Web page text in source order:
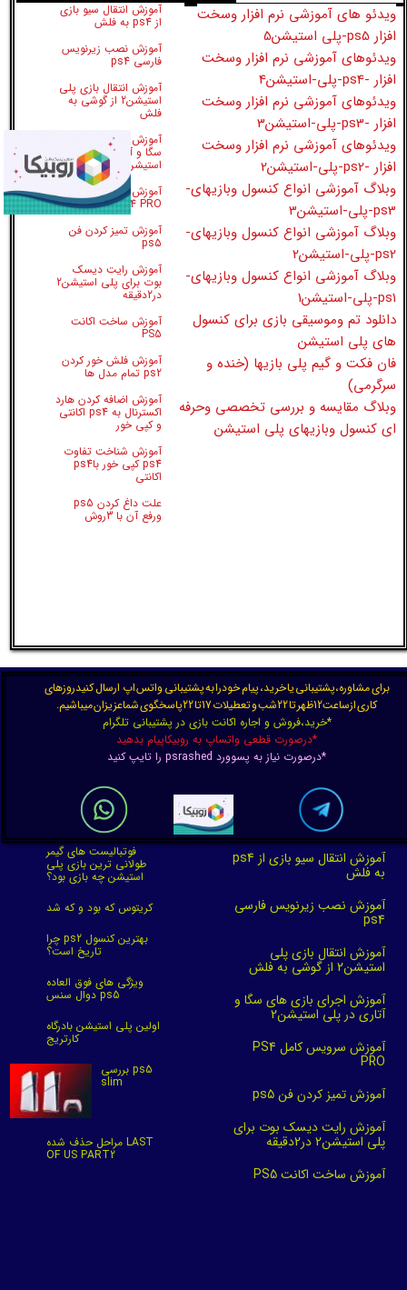
آموزش انتقال سیو بازی
از ps4 به فلش
آموزش نصب زیرنویس
فارسی ps4
آموزش انتقال بازی پلی
استیشن2 از گوشی به
فلش
آموزش اجرای بازی های
سگا و آتاری در پلی
استیشن2
آموزش سرویس کامل
PS4 PRO
آموزش تمیز کردن فن
ps5
آموزش رایت دیسک
بوت برای پلی استیشن2
در2دقیقه
آموزش ساخت اکانت
PS5
آموزش فلش خور کردن
ps2 تمام مدل ها
آموزش اضافه کردن هارد
اکسترنال به ps4 اکانتی
و کپی خور
آموزش شناخت تفاوت
ps4 کپی خور باps4
اکانتی
علت داغ کردن ps5
ورفع آن با 3روش
ویدئو های آموزشی نرم افزار وسخت
افزار ps5-پلی استیشن5
ویدئوهای آموزشی نرم افزار وسخت
افزار -ps4-پلی-استیشن4
ویدئوهای آموزشی نرم افزار وسخت
افزار -ps3-پلی-استیشن3
ویدئوهای آموزشی نرم افزار وسخت
افزار -ps2-پلی-استیشن2
وبلاگ آموزشی انواع کنسول وبازیهای-
ps3-پلی-استیشن3
وبلاگ آموزشی انواع کنسول وبازیهای-
ps2-پلی-استیشن2
وبلاگ آموزشی انواع کنسول وبازیهای-
ps1-پلی-استیشن1
دانلود تم وموسیقی بازی برای کنسول
های پلی استیشن
فان فکت و گیم پلی بازیها (خنده و
سرگرمی)
وبلاگ مقایسه و بررسی تخصصی وحرفه
ای کنسول وبازیهای پلی استیشن
آموزش انتقال سیو بازی از ps4
به فلش
آموزش نصب زیرنویس فارسی
ps4
آموزش انتقال بازی پلی
استیشن2 از گوشی به فلش
آموزش اجرای بازی های سگا و
آتاری در پلی استیشن2
آموزش سرویس کامل PS4
PRO
آموزش تمیز کردن فن ps5
آموزش رایت دیسک بوت برای
پلی استیشن2 در2دقیقه
آموزش ساخت اکانت PS5
برای مشاوره،پشتیبانی یا خرید، پیام خودرا به پشتیبانی واتس اپ ارسال کنیدروزهای
کاری ازساعت12ظهر تا 22شب و تعطیلات 17تا 22پاسخگوی شماعزیزان میباشیم.
*خرید،فروش و اجاره اکانت بازی در پشتیبانی تلگرام
*درصورت قطعی واتساپ به روبیکاپیام بدهید
*درصورت نیاز به پسوورد psrashed را تایپ کنید
فوتبالیست های گیمر
طولانی ترین بازی پلی
استیشن چه بازی بود؟
کریتوس که بود و که شد
چرا ps2 بهترین کنسول
تاریخ است؟
ویژگی های فوق العاده
دوال سنس ps5
اولین پلی استیشن بادرگاه
کارتریج
بررسی ps5
slim
مراحل حذف شده LAST
OF US PART2